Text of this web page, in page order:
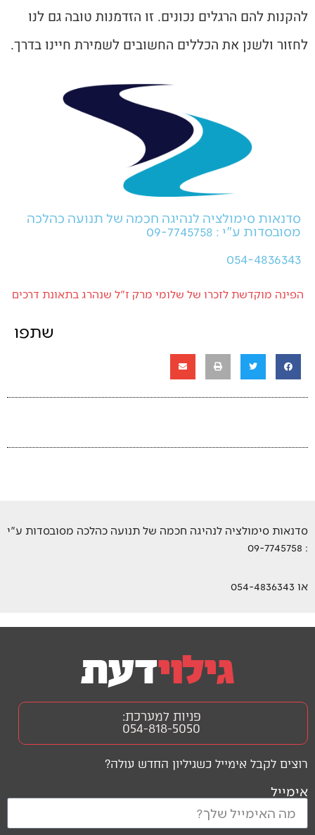
להקנות להם הרגלים נכונים. זו הזדמנות טובה גם לנו
לחזור ולשנן את הכללים החשובים לשמירת חיינו בדרך.
סדנאות סימולציה לנהיגה חכמה של תנועה כהלכה
מסובסדות ע"י : 09-7745758
054-4836343
הפינה מוקדשת לזכרו של שלומי מרק ז"ל שנהרג בתאונת דרכים
שתפו
סדנאות סימולציה לנהיגה חכמה של תנועה כהלכה מסובסדות ע"י
: 09-7745758
או 054-4836343
רוצים לקבל אימייל כשגיליון החדש עולה?
אימייל
פניות למערכת:
054-818-5050